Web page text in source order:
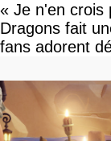
« Je n'en crois
Dragons fait
fans adorent